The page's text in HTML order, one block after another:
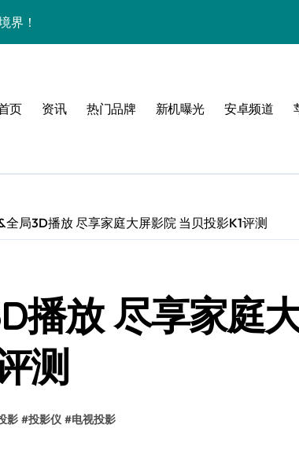
界！
！
属风格！
玩转无限可能
场
页 资讯 热门品牌 新机曝光 安卓频道
全局3D播放 尽享家庭大屏影院 当贝投影K1评测
播放 尽享家庭
测
影 #投影仪 #电视投影